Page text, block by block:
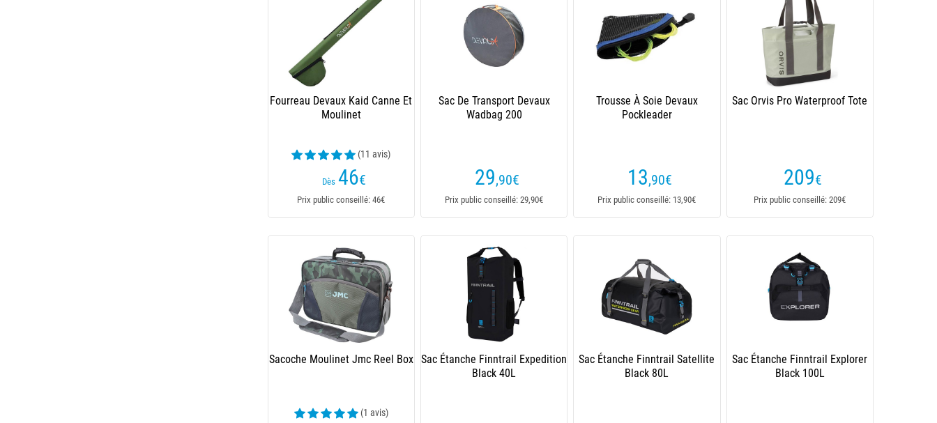
Fourreau Devaux Kaid Canne Et
Moulinet
(11 avis)
Dès 46€
Prix public conseillé: 46€
Sac De Transport Devaux
Wadbag 200
29,90€
Prix public conseillé: 29,90€
Trousse À Soie Devaux
Pockleader
13,90€
Prix public conseillé: 13,90€
Sac Orvis Pro Waterproof Tote
209€
Prix public conseillé: 209€
Sacoche Moulinet Jmc Reel Box
(1 avis)
Sac Étanche Finntrail Expedition
Black 40L
Sac Étanche Finntrail Satellite
Black 80L
Sac Étanche Finntrail Explorer
Black 100L